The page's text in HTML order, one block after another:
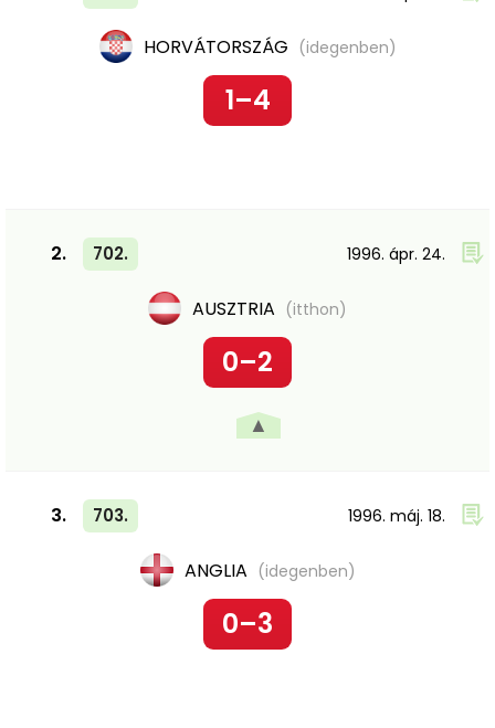
HORVÁTORSZÁG (idegenben)
1–4
2. 702. 1996. ápr. 24.
AUSZTRIA (itthon)
0–2
▲
3. 703. 1996. máj. 18.
ANGLIA (idegenben)
0–3